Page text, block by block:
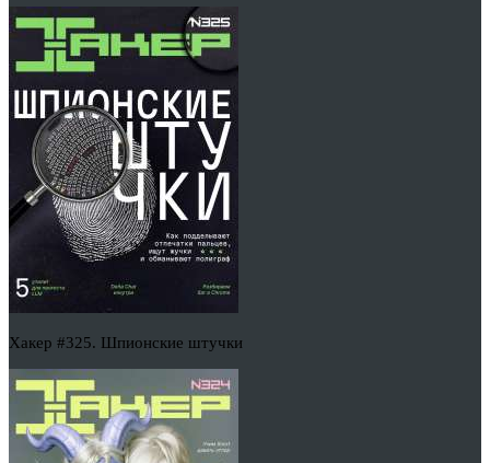
Хакер #325. Шпионские штучки